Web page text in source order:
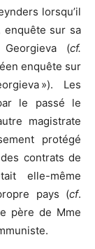
lorsqu’il
enquête sur sa
(cf.
enquête sur
»). Les
le passé le
magistrate
protégé
contrats de
elle-même
pays (cf.
père de Mme